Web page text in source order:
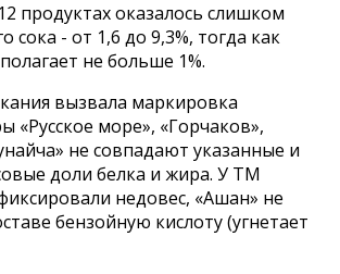
продуктах оказалось слишком
сока - от 1,6 до 9,3%, тогда как
не больше 1%.
вызвала маркировка
«Русское море», «Горчаков»,
не совпадают указанные и
доли белка и жира. У ТМ
недовес, «Ашан» не
бензойную кислоту (угнетает